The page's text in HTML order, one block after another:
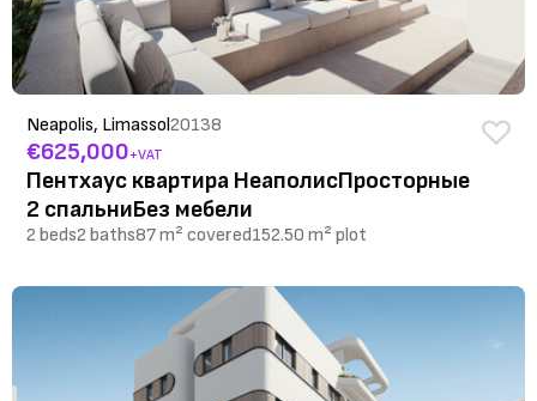
Neapolis, Limassol20138
€625,000+VAT
Пентхаус квартира НеаполисПросторные
2 спальниБез мебели
2 beds2 baths87 m² covered152.50 m² plot